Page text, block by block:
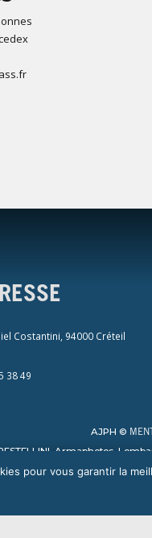
Costantini, 94000 Créteil
38 49
AJPH ©
PESTELLINI, Armaphotos,
pour vous garantir la